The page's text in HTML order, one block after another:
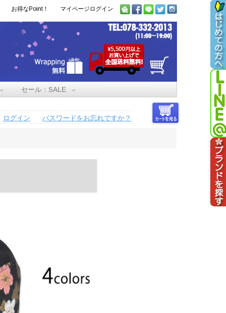
お得なPoint！ マイページログイン
セール：SALE
ログイン パスワードをお忘れですか？